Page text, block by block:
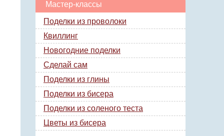
Мастер-классы
Поделки из проволоки
Квиллинг
Новогодние поделки
Сделай сам
Поделки из глины
Поделки из бисера
Поделки из соленого теста
Цветы из бисера